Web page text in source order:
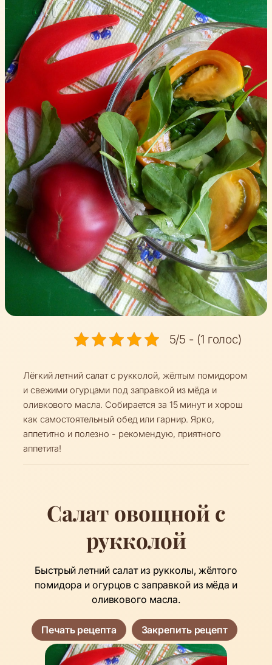
5/5 - (1 голос)
Лёгкий летний салат с рукколой, жёлтым помидором
и свежими огурцами под заправкой из мёда и
оливкового масла. Собирается за 15 минут и хорош
как самостоятельный обед или гарнир. Ярко,
аппетитно и полезно - рекомендую, приятного
аппетита!
Салат овощной с
рукколой
Быстрый летний салат из рукколы, жёлтого
помидора и огурцов с заправкой из мёда и
оливкового масла.
Печать рецепта Закрепить рецепт